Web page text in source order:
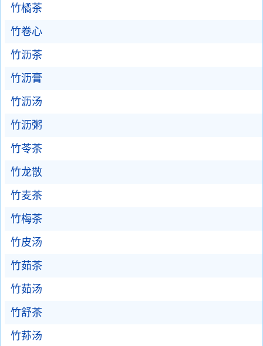
竹橘茶
竹卷心
竹沥茶
竹沥膏
竹沥汤
竹沥粥
竹苓茶
竹龙散
竹麦茶
竹梅茶
竹皮汤
竹茹茶
竹茹汤
竹舒茶
竹荪汤